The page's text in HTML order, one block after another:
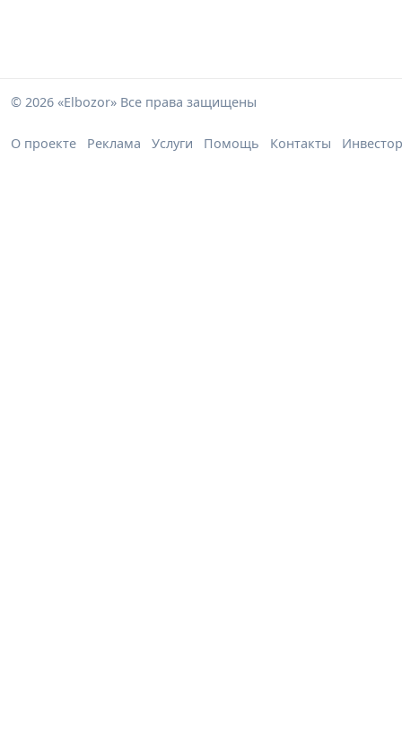
© 2026 «Elbozor» Все права защищены
О проекте Реклама Услуги Помощь Контакты